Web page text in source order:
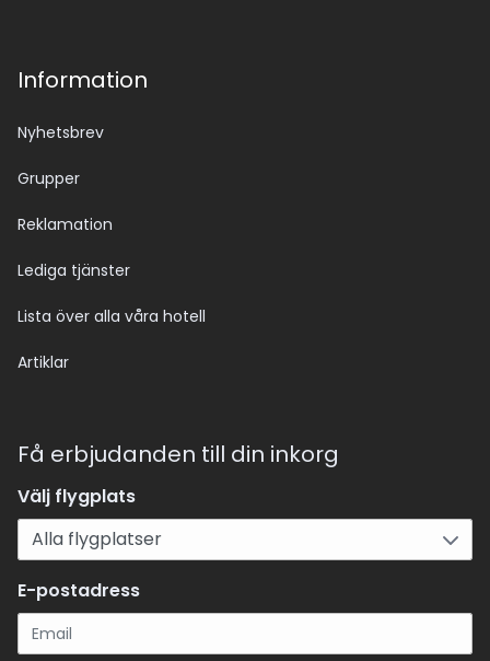
Information
Nyhetsbrev
Grupper
Reklamation
Lediga tjänster
Lista över alla våra hotell
Artiklar
Få erbjudanden till din inkorg
Välj flygplats
E-postadress